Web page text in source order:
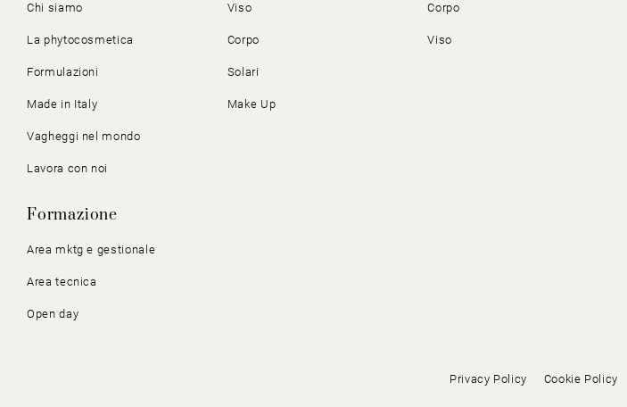
Chi siamo
La phytocosmetica
Formulazioni
Made in Italy
Vagheggi nel mondo
Lavora con noi
Viso
Corpo
Solari
Make Up
Corpo
Viso
Formazione
Area mktg e gestionale
Area tecnica
Open day
Privacy Policy Cookie Policy